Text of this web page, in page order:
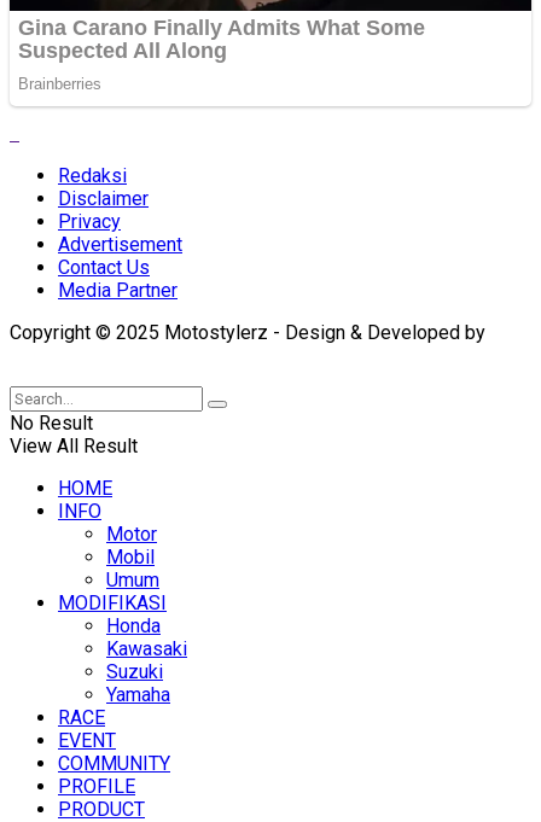
Redaksi
Disclaimer
Privacy
Advertisement
Contact Us
Media Partner
Copyright © 2025 Motostylerz - Design & Developed by
No Result
View All Result
HOME
INFO
Motor
Mobil
Umum
MODIFIKASI
Honda
Kawasaki
Suzuki
Yamaha
RACE
EVENT
COMMUNITY
PROFILE
PRODUCT